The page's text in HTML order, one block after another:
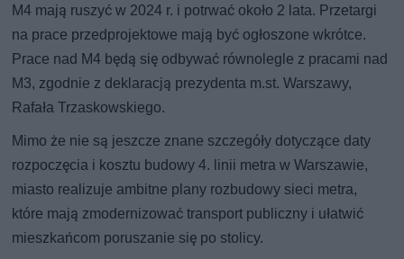
M4 mają ruszyć w 2024 r. i potrwać około 2 lata. Przetargi
na prace przedprojektowe mają być ogłoszone wkrótce.
Prace nad M4 będą się odbywać równolegle z pracami nad
M3, zgodnie z deklaracją prezydenta m.st. Warszawy,
Rafała Trzaskowskiego.
Mimo że nie są jeszcze znane szczegóły dotyczące daty
rozpoczęcia i kosztu budowy 4. linii metra w Warszawie,
miasto realizuje ambitne plany rozbudowy sieci metra,
które mają zmodernizować transport publiczny i ułatwić
mieszkańcom poruszanie się po stolicy.